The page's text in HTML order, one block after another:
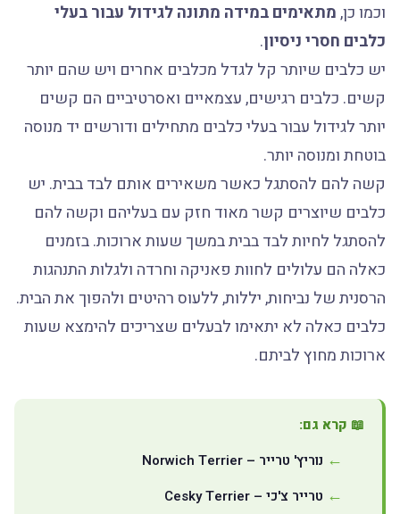
וכמו כן,מתאימים במידה מתונה לגידול עבור בעלי
כלבים חסרי ניסיון.
יש כלבים שיותר קל לגדל מכלבים אחרים ויש שהם יותר
קשים. כלבים רגישים, עצמאיים ואסרטיביים הם קשים
יותר לגידול עבור בעלי כלבים מתחילים ודורשים יד מנוסה
בוטחת ומנוסה יותר.
קשה להם להסתגל כאשר משאירים אותם לבד בבית. יש
כלבים שיוצרים קשר מאוד חזק עם בעליהם וקשה להם
להסתגל לחיות לבד בבית במשך שעות ארוכות. בזמנים
כאלה הם עלולים לחוות פאניקה וחרדה ולגלות התנהגות
הרסנית של נביחות, יללות, ללעוס רהיטים ולהפוך את הבית.
כלבים כאלה לא יתאימו לבעלים שצריכים להימצא שעות
ארוכות מחוץ לביתם.
📖 קרא גם:
נוריץ' טרייר – Norwich Terrier
טרייר צ'כי – Cesky Terrier